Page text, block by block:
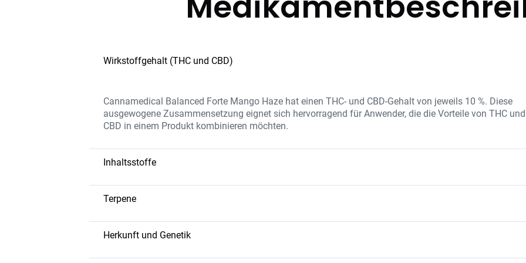
Wirkstoffgehalt (THC und CBD)
Cannamedical Balanced Forte Mango Haze hat einen THC- und CBD-Gehalt von jeweils 10 %. Diese
ausgewogene Zusammensetzung eignet sich hervorragend für Anwender, die die Vorteile von THC und
CBD in einem Produkt kombinieren möchten.
Inhaltsstoffe
Die Blüten enthalten eine harmonische Mischung aus THC und CBD sowie eine Vielzahl natürlicher
Terpene, die das Aroma und die therapeutische Wirkung unterstützen. Mango Haze wird ohne künstliche
Terpene
Myrcen– bekannt für seine beruhigenden Eigenschaften.
Limonen– bringt frische, zitrusartige Noten und hebt die Stimmung.
Herkunft und Genetik
Mango Haze ist eine Hybrid-Sorte, die für ihre fruchtigen und süßen Aromen bekannt ist. Diese Genetik